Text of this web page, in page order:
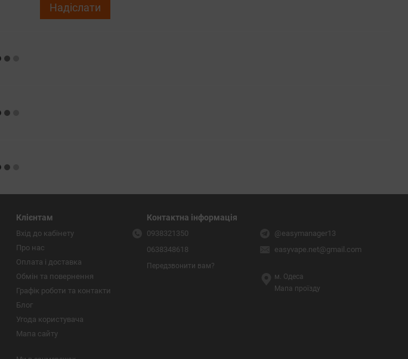
Надіслати
Клієнтам
Вхід до кабінету
Про нас
Оплата і доставка
Обмін та повернення
Графік роботи та контакти
Блог
Угода користувача
Мапа сайту
Контактна інформація
0938321350
0638348618
Передзвонити вам?
@easymanager13
easyvape.net@gmail.com
м. Одеса
Мапа проїзду